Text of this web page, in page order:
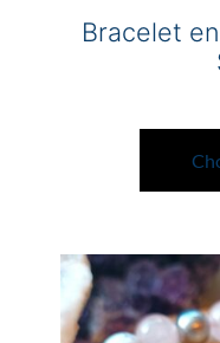
Bracelet